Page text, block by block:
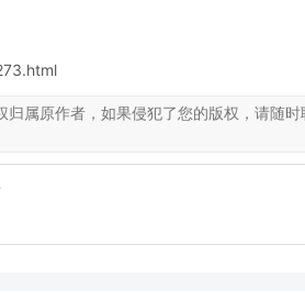
属原作者，如果侵犯了您的版权，请随时